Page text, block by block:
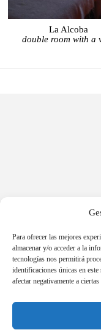
Para ofrecer las mejores
almacenar y/o acceder a la
tecnologías nos permitirá
identificaciones únicas en
afectar negativamente a
La Alcoba
double room with a
© La Casa